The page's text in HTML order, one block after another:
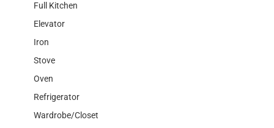
Full Kitchen
Elevator
Iron
Stove
Oven
Refrigerator
Wardrobe/Closet